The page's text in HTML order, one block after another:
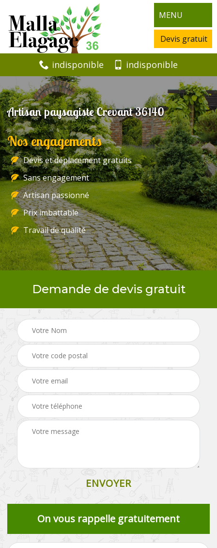
MENU
Devis gratuit
indisponible indisponible
Artisan paysagiste Crevant 36140
Nos engagements
Devis et déplacement gratuits
Sans engagement
Artisan passionné
Prix imbattable
Travail de qualité
Demande de devis gratuit
On vous rappelle gratuitement